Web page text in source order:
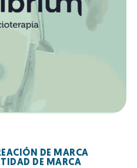
DE MARCA
DE MARCA